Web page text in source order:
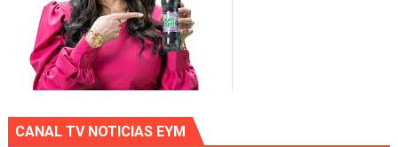
CANAL TV NOTICIAS EYM